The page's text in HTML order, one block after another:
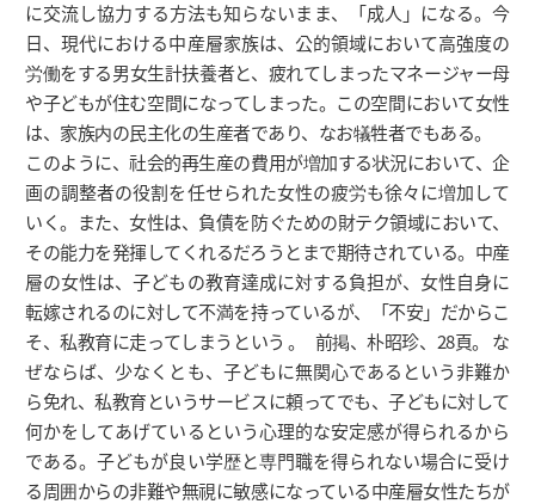
に交流し協力する方法も知らないまま、「成人」になる。今
日、現代における中産層家族は、公的領域において高強度の
労働をする男女生計扶養者と、疲れてしまったマネージャー母
や子どもが住む空間になってしまった。この空間において女性
は、家族内の民主化の生産者であり、なお犠牲者でもある。
このように、社会的再生産の費用が増加する状況において、企
画の調整者の役割を任せられた女性の疲労も徐々に増加して
いく。また、女性は、負債を防ぐための財テク領域において、
その能力を発揮してくれるだろうとまで期待されている。中産
層の女性は、子どもの教育達成に対する負担が、女性自身に
転嫁されるのに対して不満を持っているが、「不安」だからこ
そ、私教育に走ってしまうという 。 前掲、朴昭珍、28頁。 な
ぜならば、少なくとも、子どもに無関心であるという非難か
ら免れ、私教育というサービスに頼ってでも、子どもに対して
何かをしてあげているという心理的な安定感が得られるから
である。子どもが良い学歴と専門職を得られない場合に受け
る周囲からの非難や無視に敏感になっている中産層女性たちが